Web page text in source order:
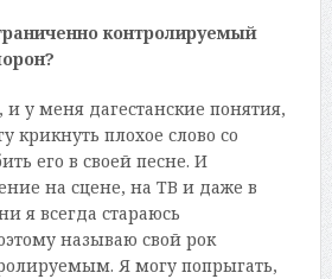
контролируемый
у меня дагестанские понятия,
крикнуть плохое слово со
его в своей песне. И
на сцене, на ТВ и даже в
я всегда стараюсь
называю свой рок
Я могу попрыгать,